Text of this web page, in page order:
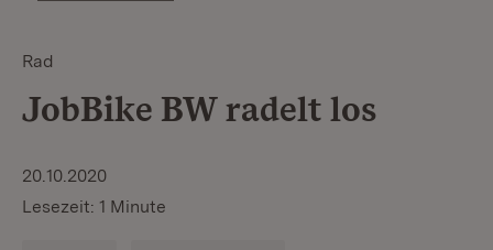
Rad
JobBike BW radelt los
20.10.2020
Lesezeit: 1 Minute